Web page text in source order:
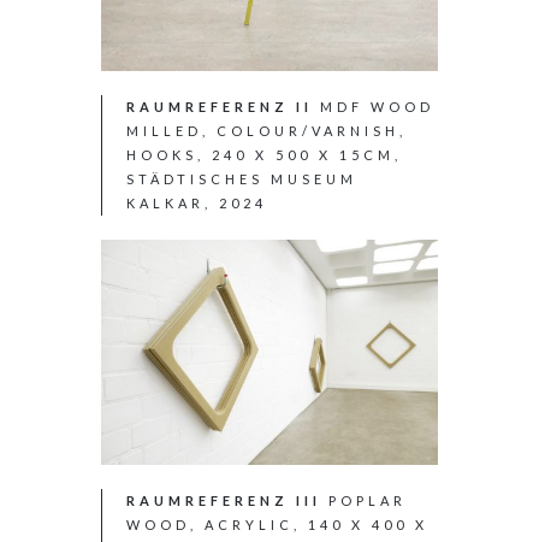
RAUMREFERENZ II MDF WOOD
MILLED, COLOUR/VARNISH,
HOOKS, 240 X 500 X 15CM,
STÄDTISCHES MUSEUM
KALKAR, 2024
RAUMREFERENZ III POPLAR
WOOD, ACRYLIC, 140 X 400 X